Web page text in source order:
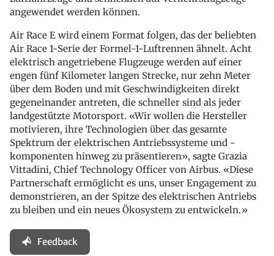
angewendet werden können.
Air Race E wird einem Format folgen, das der beliebten
Air Race 1-Serie der Formel-1-Luftrennen ähnelt. Acht
elektrisch angetriebene Flugzeuge werden auf einer
engen fünf Kilometer langen Strecke, nur zehn Meter
über dem Boden und mit Geschwindigkeiten direkt
gegeneinander antreten, die schneller sind als jeder
landgestützte Motorsport. «Wir wollen die Hersteller
motivieren, ihre Technologien über das gesamte
Spektrum der elektrischen Antriebssysteme und -
komponenten hinweg zu präsentieren», sagte Grazia
Vittadini, Chief Technology Officer von Airbus. «Diese
Partnerschaft ermöglicht es uns, unser Engagement zu
demonstrieren, an der Spitze des elektrischen Antriebs
zu bleiben und ein neues Ökosystem zu entwickeln.»
Feedback